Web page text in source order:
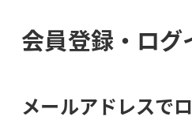
会員登録・ログ
メールアドレスで